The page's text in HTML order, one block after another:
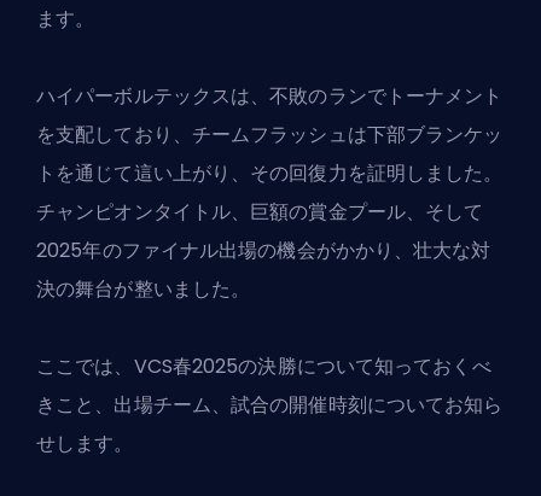
ます。
ハイパーボルテックスは、不敗のランでトーナメント
を支配しており、チームフラッシュは下部ブランケッ
トを通じて這い上がり、その回復力を証明しました。
チャンピオンタイトル、巨額の賞金プール、そして
2025年のファイナル出場の機会がかかり、壮大な対
決の舞台が整いました。
ここでは、VCS春2025の決勝について知っておくべ
きこと、出場チーム、試合の開催時刻についてお知ら
せします。